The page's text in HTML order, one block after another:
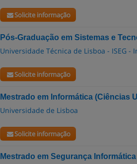
Solicite informação
Pós-Graduação em Sistemas e
Universidade Técnica de Lisboa - ISEG
Solicite informação
Mestrado em Informática (Ciências
Universidade de Lisboa
Solicite informação
Mestrado em Segurança